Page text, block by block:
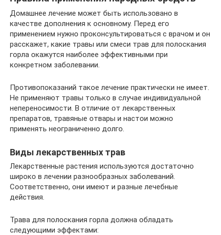
Домашнее лечение может быть использовано в
качестве дополнения к основному. Перед его
применением нужно проконсультироваться с врачом и он
расскажет, какие травы или смеси трав для полоскания
горла окажутся наиболее эффективными при
конкретном заболевании.
Противопоказаний такое лечение практически не имеет.
Не применяют травы только в случае индивидуальной
непереносимости. В отличие от лекарственных
препаратов, травяные отвары и настои можно
применять неограниченно долго.
Виды лекарственных трав
Лекарственные растения используются достаточно
широко в лечении разнообразных заболеваний.
Соответственно, они имеют и разные лечебные
действия.
Трава для полоскания горла должна обладать
следующими эффектами: